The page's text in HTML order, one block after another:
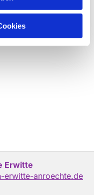
Erwitte
erwitte-anroechte.de